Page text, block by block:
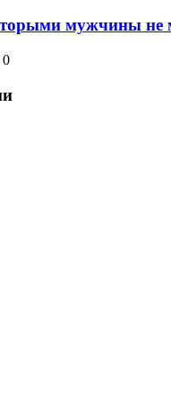
мужчины не
0